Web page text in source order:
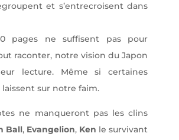
et s’entrecroisent dans
pages ne suffisent pas pour
raconter, notre vision du Japon
lecture. Même si certaines
sur notre faim.
ne manqueront pas les clins
Ball, Evangelion, Ken le survivant